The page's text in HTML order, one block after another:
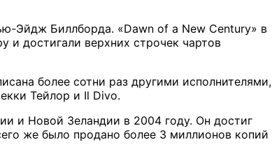
Эйдж Биллборда. «Dawn of a New Century» в
и достигали верхних строчек чартов
более сотни раз другими исполнителями,
Тейлор и Il Divo.
и Новой Зеландии в 2004 году. Он достиг
же было продано более 3 миллионов копий